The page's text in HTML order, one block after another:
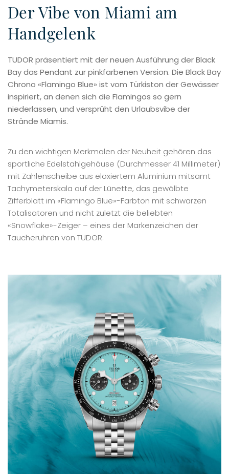
Der Vibe von Miami am
Handgelenk
TUDOR präsentiert mit der neuen Ausführung der Black
Bay das Pendant zur pinkfarbenen Version. Die Black Bay
Chrono «Flamingo Blue» ist vom Türkiston der Gewässer
inspiriert, an denen sich die Flamingos so gern
niederlassen, und versprüht den Urlaubsvibe der
Strände Miamis.
Zu den wichtigen Merkmalen der Neuheit gehören das
sportliche Edelstahlgehäuse (Durchmesser 41 Millimeter)
mit Zahlenscheibe aus eloxiertem Aluminium mitsamt
Tachymeterskala auf der Lünette, das gewölbte
Zifferblatt im «Flamingo Blue»-Farbton mit schwarzen
Totalisatoren und nicht zuletzt die beliebten
«Snowflake»-Zeiger – eines der Markenzeichen der
Taucheruhren von TUDOR.